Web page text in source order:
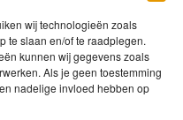
wij technologieën zoals
te slaan en/of te raadplegen.
kunnen wij gegevens zoals
Als je geen toestemming
nadelige invloed hebben op